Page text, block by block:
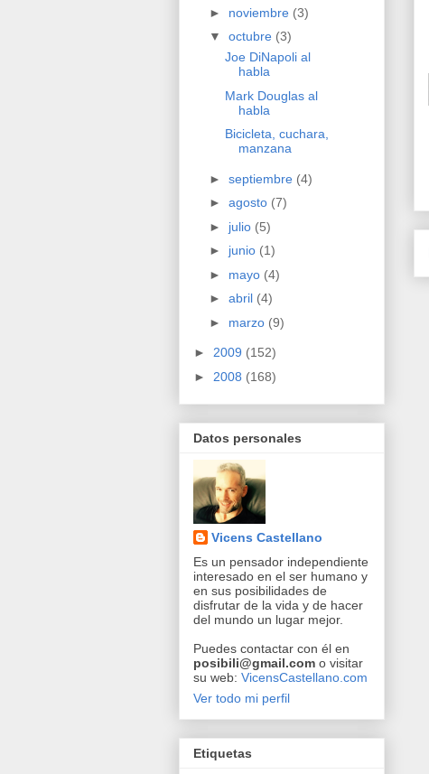
► noviembre (3)
▼ octubre (3)
Joe DiNapoli al
habla
Mark Douglas al
habla
Bicicleta, cuchara,
manzana
► septiembre (4)
► agosto (7)
► julio (5)
► junio (1)
► mayo (4)
► abril (4)
► marzo (9)
► 2009 (152)
► 2008 (168)
Datos personales
Vicens Castellano
Es un pensador independiente
interesado en el ser humano y
en sus posibilidades de
disfrutar de la vida y de hacer
del mundo un lugar mejor.
Puedes contactar con él en
posibili@gmail.com o visitar
su web: VicensCastellano.com
Ver todo mi perfil
Etiquetas